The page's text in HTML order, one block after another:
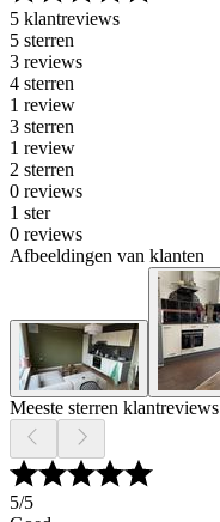
5 klantreviews
5 sterren
3 reviews
4 sterren
1 review
3 sterren
1 review
2 sterren
0 reviews
1 ster
0 reviews
Afbeeldingen van klanten
Meeste sterren klantreviews
5/5